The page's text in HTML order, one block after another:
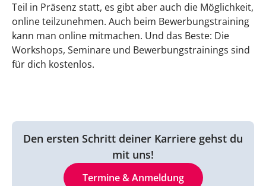
Teil in Präsenz statt, es gibt aber auch die Möglichkeit,
online teilzunehmen. Auch beim Bewerbungstraining
kann man online mitmachen. Und das Beste: Die
Workshops, Seminare und Bewerbungstrainings sind
für dich kostenlos.
Den ersten Schritt deiner Karriere gehst du
mit uns!
Termine & Anmeldung